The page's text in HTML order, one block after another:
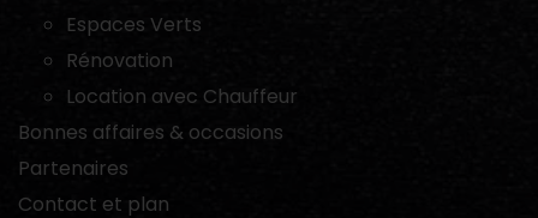
Espaces Verts
Rénovation
Location avec Chauffeur
Bonnes affaires & occasions
Partenaires
Contact et plan